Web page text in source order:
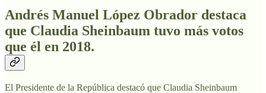
Andrés Manuel López Obrador destaca
que Claudia Sheinbaum tuvo más votos
que él en 2018.
El Presidente de la República destacó que Claudia Sheinbaum